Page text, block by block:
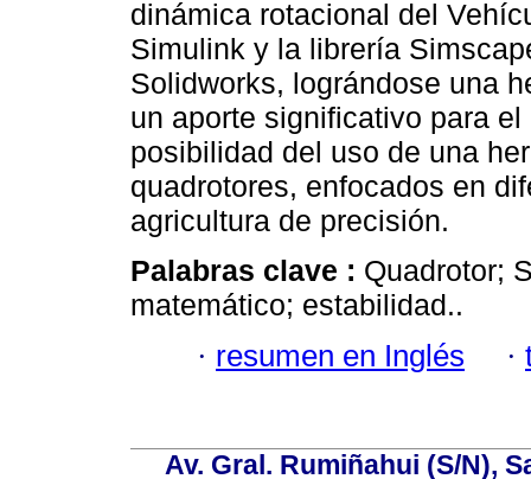
dinámica rotacional del
Simulink y la librería
Solidworks, lográndose una
un aporte significativo para
posibilidad del uso de una
quadrotores, enfocados en
agricultura de precisión.
Palabras clave : Quadrotor;
matemático; estabilidad..
· resumen en Inglés ·
Av. Gral. Rumiñahui (S/N),